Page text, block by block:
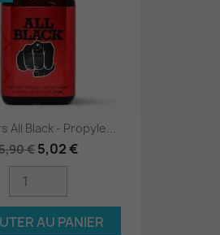
All Black - Propyle...
€ 5,02 €
AU PANIER